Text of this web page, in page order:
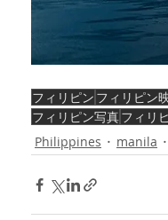
フィリピン フィリピン
フィリピン写真フィリ
Philippines
manila